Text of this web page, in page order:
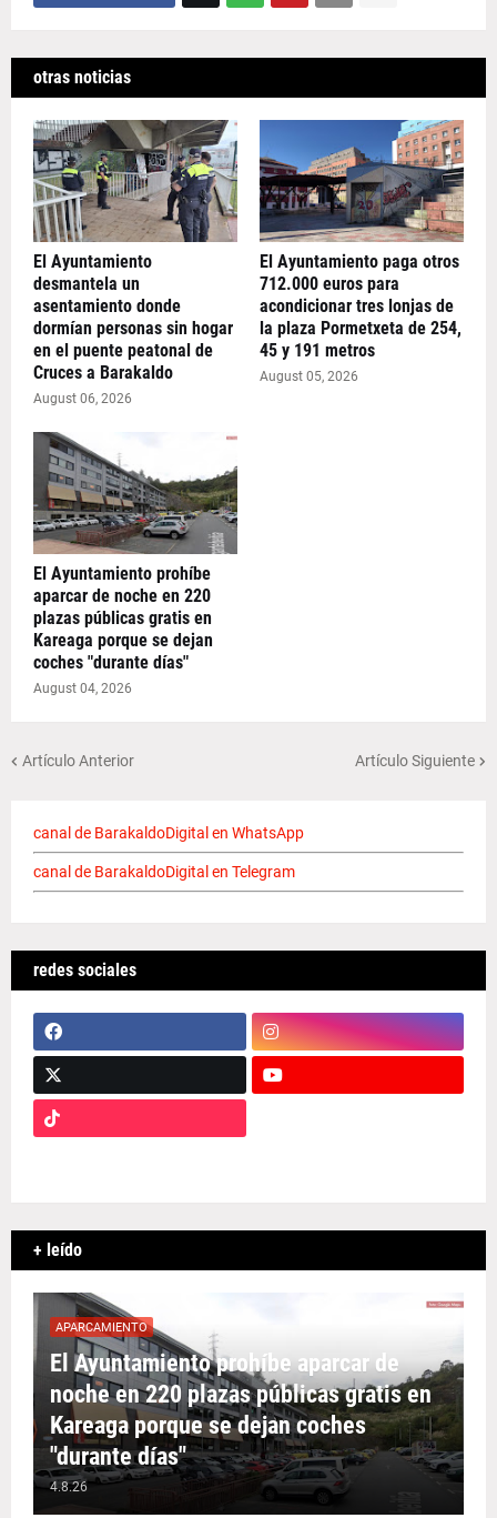
otras noticias
El Ayuntamiento
desmantela un
asentamiento donde
dormían personas sin hogar
en el puente peatonal de
Cruces a Barakaldo
August 06, 2026
El Ayuntamiento paga otros
712.000 euros para
acondicionar tres lonjas de
la plaza Pormetxeta de 254,
45 y 191 metros
August 05, 2026
El Ayuntamiento prohíbe
aparcar de noche en 220
plazas públicas gratis en
Kareaga porque se dejan
coches "durante días"
August 04, 2026
Artículo Anterior Artículo Siguiente
canal de BarakaldoDigital en WhatsApp
canal de BarakaldoDigital en Telegram
redes sociales
+ leído
APARCAMIENTO
El Ayuntamiento prohíbe aparcar de
noche en 220 plazas públicas gratis en
Kareaga porque se dejan coches
"durante días"
4.8.26